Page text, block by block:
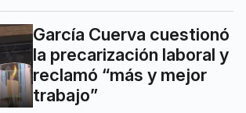
García Cuerva cuestionó
la precarización laboral y
reclamó “más y mejor
trabajo”